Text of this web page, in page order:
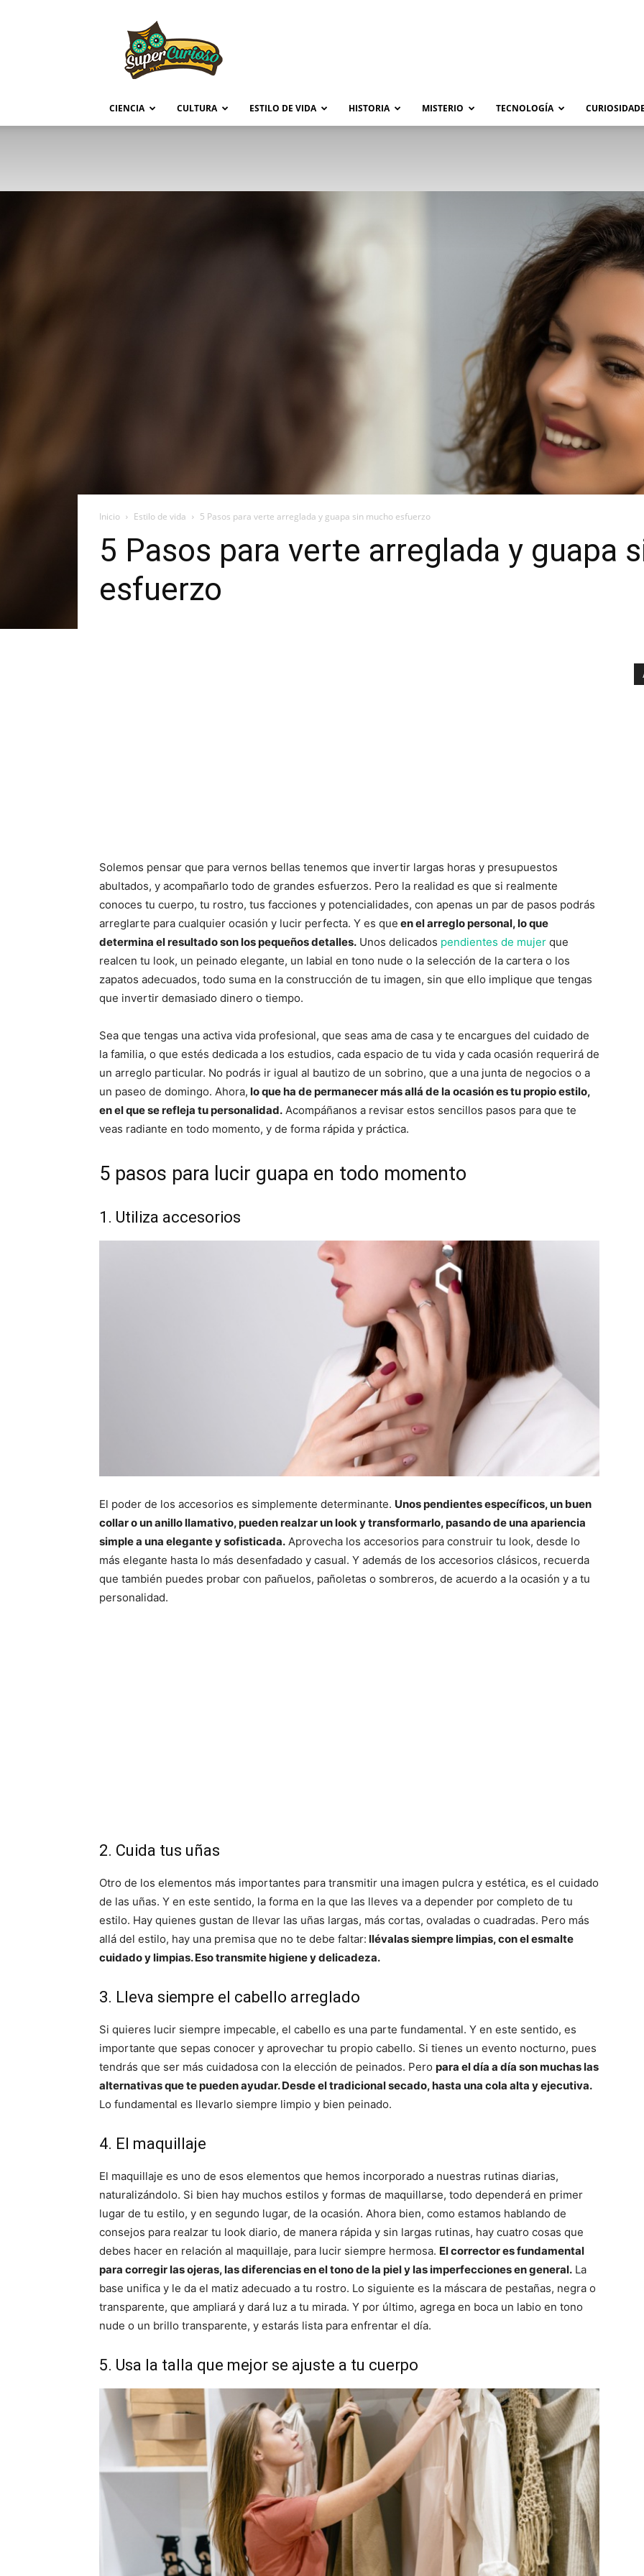
CIENCIA CULTURA ESTILO DE VIDA HISTORIA MISTERIO TECNOLOGÍA
Inicio Estilo de vida 5 Pasos para verte arreglada y guapa sin mucho esfuerzo
5 Pasos para verte arreglada y guapa
esfuerzo
Solemos pensar que para vernos bellas tenemos que invertir largas horas y presupuestos
abultados, y acompañarlo todo de grandes esfuerzos. Pero la realidad es que si realmente
conoces tu cuerpo, tu rostro, tus facciones y potencialidades, con apenas un par de pasos podrás
arreglarte para cualquier ocasión y lucir perfecta. Y es que en el arreglo personal, lo que
determina el resultado son los pequeños detalles. Unos delicados pendientes de mujer que
realcen tu look, un peinado elegante, un labial en tono nude o la selección de la cartera o los
zapatos adecuados, todo suma en la construcción de tu imagen, sin que ello implique que tengas
que invertir demasiado dinero o tiempo.
Sea que tengas una activa vida profesional, que seas ama de casa y te encargues del cuidado de
la familia, o que estés dedicada a los estudios, cada espacio de tu vida y cada ocasión requerirá de
un arreglo particular. No podrás ir igual al bautizo de un sobrino, que a una junta de negocios o a
un paseo de domingo. Ahora, lo que ha de permanecer más allá de la ocasión es tu propio estilo,
en el que se refleja tu personalidad. Acompáñanos a revisar estos sencillos pasos para que te
veas radiante en todo momento, y de forma rápida y práctica.
5 pasos para lucir guapa en todo momento
1. Utiliza accesorios
El poder de los accesorios es simplemente determinante. Unos pendientes específicos, un buen
collar o un anillo llamativo, pueden realzar un look y transformarlo, pasando de una apariencia
simple a una elegante y sofisticada. Aprovecha los accesorios para construir tu look, desde lo
más elegante hasta lo más desenfadado y casual. Y además de los accesorios clásicos, recuerda
que también puedes probar con pañuelos, pañoletas o sombreros, de acuerdo a la ocasión y a tu
personalidad.
2. Cuida tus uñas
Otro de los elementos más importantes para transmitir una imagen pulcra y estética, es el cuidado
de las uñas. Y en este sentido, la forma en la que las lleves va a depender por completo de tu
estilo. Hay quienes gustan de llevar las uñas largas, más cortas, ovaladas o cuadradas. Pero más
allá del estilo, hay una premisa que no te debe faltar: llévalas siempre limpias, con el esmalte
cuidado y limpias. Eso transmite higiene y delicadeza.
3. Lleva siempre el cabello arreglado
Si quieres lucir siempre impecable, el cabello es una parte fundamental. Y en este sentido, es
importante que sepas conocer y aprovechar tu propio cabello. Si tienes un evento nocturno, pues
tendrás que ser más cuidadosa con la elección de peinados. Pero para el día a día son muchas las
alternativas que te pueden ayudar. Desde el tradicional secado, hasta una cola alta y ejecutiva.
Lo fundamental es llevarlo siempre limpio y bien peinado.
4. El maquillaje
El maquillaje es uno de esos elementos que hemos incorporado a nuestras rutinas diarias,
naturalizándolo. Si bien hay muchos estilos y formas de maquillarse, todo dependerá en primer
lugar de tu estilo, y en segundo lugar, de la ocasión. Ahora bien, como estamos hablando de
consejos para realzar tu look diario, de manera rápida y sin largas rutinas, hay cuatro cosas que
debes hacer en relación al maquillaje, para lucir siempre hermosa. El corrector es fundamental
para corregir las ojeras, las diferencias en el tono de la piel y las imperfecciones en general. La
base unifica y le da el matiz adecuado a tu rostro. Lo siguiente es la máscara de pestañas, negra o
transparente, que ampliará y dará luz a tu mirada. Y por último, agrega en boca un labio en tono
nude o un brillo transparente, y estarás lista para enfrentar el día.
5. Usa la talla que mejor se ajuste a tu cuerpo